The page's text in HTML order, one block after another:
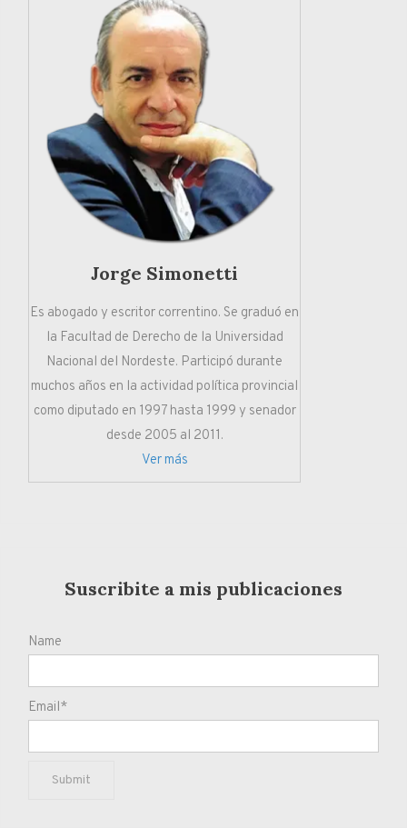
Jorge Simonetti
Es abogado y escritor correntino. Se graduó en
la Facultad de Derecho de la Universidad
Nacional del Nordeste. Participó durante
muchos años en la actividad política provincial
como diputado en 1997 hasta 1999 y senador
desde 2005 al 2011.
Ver más
Suscribite a mis publicaciones
Name
Email*